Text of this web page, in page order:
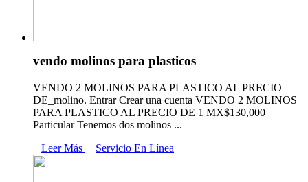
vendo molinos para plasticos
VENDO 2 MOLINOS PARA PLASTICO AL PRECIO
DE_molino. Entrar Crear una cuenta VENDO 2 MOLINOS
PARA PLASTICO AL PRECIO DE 1 MX$130,000
Particular Tenemos dos molinos ...
Leer Más
Servicio En Línea